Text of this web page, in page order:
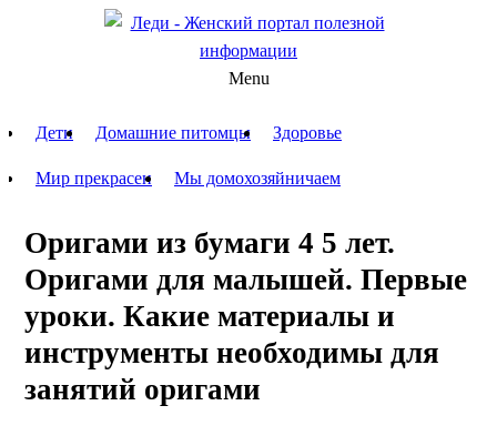
Menu
Дети Домашние питомцы Здоровье
Мир прекрасен Мы домохозяйничаем
Оригами из бумаги 4 5 лет.
Оригами для малышей. Первые
уроки. Какие материалы и
инструменты необходимы для
занятий оригами